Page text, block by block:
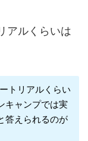
アルくらいは
トリアルくらい
キャンプでは実
答えられるのが